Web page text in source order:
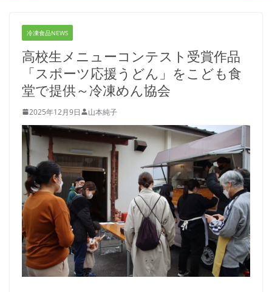
冷凍食品NEWS
高校生メニューコンテスト受賞作品
「スポーツ応援うどん」をこども食
堂で提供～冷凍めん協会
2025年12月9日 山本純子